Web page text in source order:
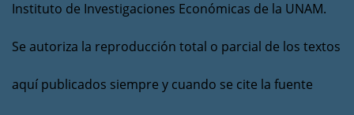
Instituto de Investigaciones Económicas de la UNAM.
Se autoriza la reproducción total o parcial de los textos
aquí publicados siempre y cuando se cite la fuente